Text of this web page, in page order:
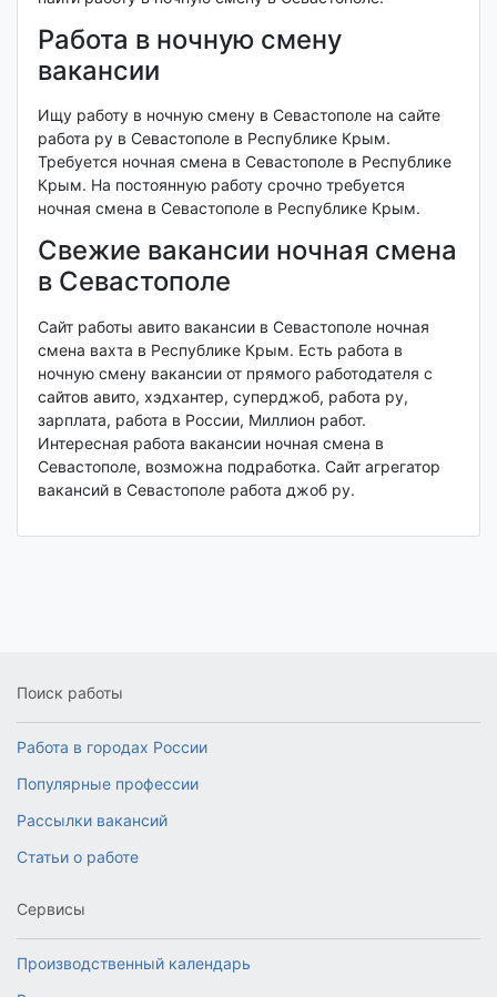
Работа в ночную смену
вакансии
Ищу работу в ночную смену в Севастополе на сайте
работа ру в Севастополе в Республике Крым.
Требуется ночная смена в Севастополе в Республике
Крым. На постоянную работу срочно требуется
ночная смена в Севастополе в Республике Крым.
Свежие вакансии ночная смена
в Севастополе
Сайт работы авито вакансии в Севастополе ночная
смена вахта в Республике Крым. Есть работа в
ночную смену вакансии от прямого работодателя с
сайтов авито, хэдхантер, суперджоб, работа ру,
зарплата, работа в России, Миллион работ.
Интересная работа вакансии ночная смена в
Севастополе, возможна подработка. Сайт агрегатор
вакансий в Севастополе работа джоб ру.
Поиск работы
Работа в городах России
Популярные профессии
Рассылки вакансий
Статьи о работе
Сервисы
Производственный календарь